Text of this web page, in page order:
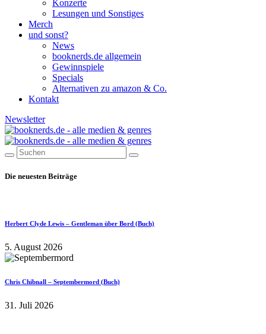
Konzerte
Lesungen und Sonstiges
Merch
und sonst?
News
booknerds.de allgemein
Gewinnspiele
Specials
Alternativen zu amazon & Co.
Kontakt
Newsletter
Die neuesten Beiträge
Herbert Clyde Lewis – Gentleman über Bord (Buch)
5. August 2026
Chris Chibnall – Septembermord (Buch)
31. Juli 2026